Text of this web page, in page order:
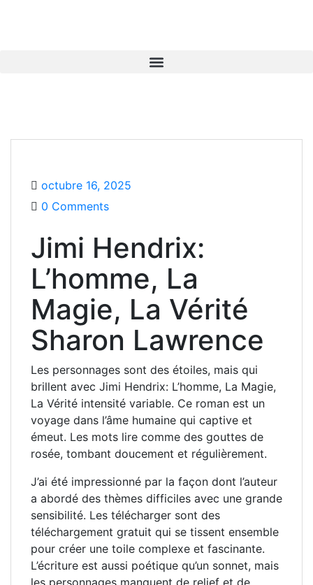
octubre 16, 2025
0 Comments
Jimi Hendrix:
L’homme, La
Magie, La Vérité
Sharon Lawrence
Les personnages sont des étoiles, mais qui
brillent avec Jimi Hendrix: L’homme, La Magie,
La Vérité intensité variable. Ce roman est un
voyage dans l’âme humaine qui captive et
émeut. Les mots lire comme des gouttes de
rosée, tombant doucement et régulièrement.
J’ai été impressionné par la façon dont l’auteur
a abordé des thèmes difficiles avec une grande
sensibilité. Les télécharger sont des
téléchargement gratuit qui se tissent ensemble
pour créer une toile complexe et fascinante.
L’écriture est aussi poétique qu’un sonnet, mais
les personnages manquent de relief et de